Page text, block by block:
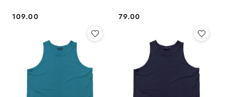
Cena:
109.00 Cena:
79.00